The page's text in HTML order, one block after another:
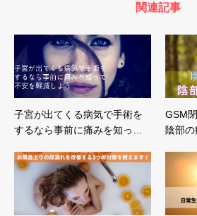
関連記事
子宮が出てくる病気で手術を
するなら事前に痛みを知っ…
GSM
陰部の